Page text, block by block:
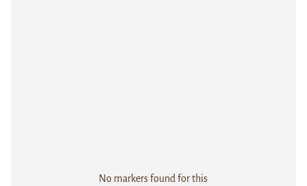
No markers found for this